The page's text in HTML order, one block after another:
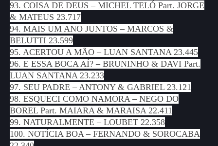
93. COISA DE DEUS – MICHEL TELÓ Part. JORGE
& MATEUS 23.717
94. MAIS UM ANO JUNTOS – MARCOS &
BELUTTI 23.599
95. ACERTOU A MÃO – LUAN SANTANA 23.445
96. E ESSA BOCA AÍ? – BRUNINHO & DAVI Part.
LUAN SANTANA 23.233
97. SEU PADRE – ANTONY & GABRIEL 23.121
98. ESQUECI COMO NAMORA – NEGO DO
BOREL Part. MAIARA & MARAISA 22.411
99. NATURALMENTE – LOUBET 22.358
100. NOTÍCIA BOA – FERNANDO & SOROCABA